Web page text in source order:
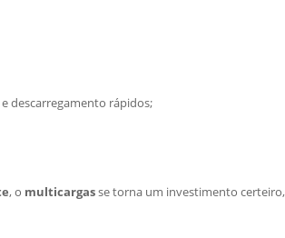
descarregamento rápidos;
, o multicargasse torna um investimento